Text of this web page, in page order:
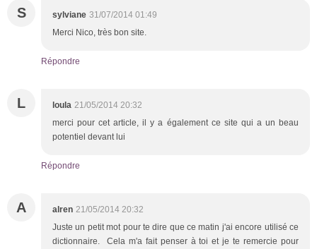
S sylviane 31/07/2014 01:49
Merci Nico, très bon site.
Répondre
L loula 21/05/2014 20:32
merci pour cet article, il y a également ce site qui a un beau
potentiel devant lui
Répondre
A alren 21/05/2014 20:32
Juste un petit mot pour te dire que ce matin j'ai encore utilisé ce
dictionnaire. Cela m'a fait penser à toi et je te remercie pour